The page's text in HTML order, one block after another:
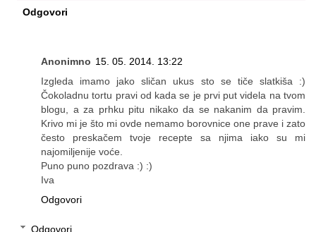
Odgovori
Anonimno 15. 05. 2014. 13:22
Izgleda imamo jako sličan ukus sto se tiče slatkiša :)
Čokoladnu tortu pravi od kada se je prvi put videla na tvom
blogu, a za prhku pitu nikako da se nakanim da pravim.
Krivo mi je što mi ovde nemamo borovnice one prave i zato
često preskačem tvoje recepte sa njima iako su mi
najomiljenije voće.
Puno puno pozdrava :) :)
Iva
Odgovori
Odgovori